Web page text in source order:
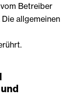
Betreiber
allgemeinen